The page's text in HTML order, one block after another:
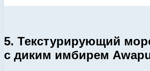
5. Текстурирующий
с диким имбирем